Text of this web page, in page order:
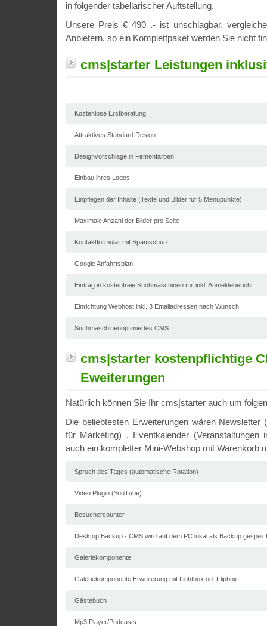
in folgender tabellarischer Auftstellung.
Unsere Preis € 490 .- ist unschlagbar,
Anbietern, so ein Komplettpaket werden Sie nicht
cms|starter Leistungen
Kostenlose Erstberatung
Attraktives Standard Design
Designvorschläge in Firmenfarben
Einbau ihres Logos
Einpflegen der Inhalte (Texte und Bilder für 5 Menüpunkte)
Maximale Anzahl der Bilder pro Seite
Kontaktformular mit Spamschutz
Google Anfahrtsplan
Eintrag in kostenfreie Suchmaschinen mit inkl. Anmeldebericht
Einrichtung Webhost inkl. 3 Emailadressen nach Wunsch
Suchmaschinenoptimiertes CMS
cms|starter kostenpflichtige
Eweiterungen
Natürlich können Sie Ihr cms|starter auch um
Die beliebtesten Erweiterungen wären Newsletter
für Marketing) , Eventkalender (Veranstaltungen
auch ein kompletter Mini-Webshop mit Warenkorb
Spruch des Tages (automatische Rotation)
Video Plugin (YouTube)
Besuchercounter
Desktop Backup - CMS wird auf dem PC lokal als Backup
Galeriekomponente
Galeriekomponente Erweiterung mit Lightbox od. Flipbox
Gästebuch
Mp3 Player/Podcasts